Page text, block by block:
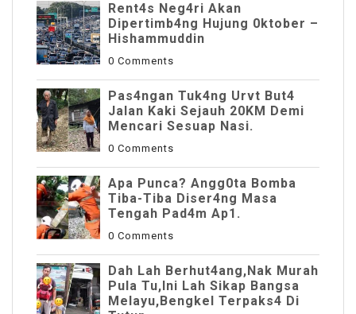
Rent4s Neg4ri Akan
Dipertimb4ng Hujung 0ktober –
Hishammuddin
0 Comments
Pas4ngan Tuk4ng Urvt But4
JaIan Kaki Sejauh 20KM Demi
Mencari Sesuap Nasi.
0 Comments
Apa Punca? Angg0ta Bomba
Tiba-Tiba Diser4ng Masa
Tengah Pad4m Ap1.
0 Comments
Dah Lah Berhut4ang,Nak Murah
Pula Tu,Ini Lah Sikap Bangsa
Melayu,Bengkel Terpaks4 Di